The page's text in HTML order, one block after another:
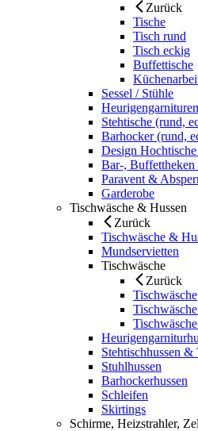
Zurück
Tische
Tisch rund
Tisch eckig
Buffettische
Sessel / Stühle
Heurigengarnituren
Stehtische (rund,
Barhocker (rund,
Design
Bar-,
Paravent &
Garderobe
Tischwäsche & Hussen
Zurück
Tischwäsche &
Mundservietten
Tischwäsche
Zurück
Tischwäsche
Stehtischhussen &
Stuhlhussen
Barhockerhussen
Schleifen
Skirtings
Schirme, Heizstrahler,